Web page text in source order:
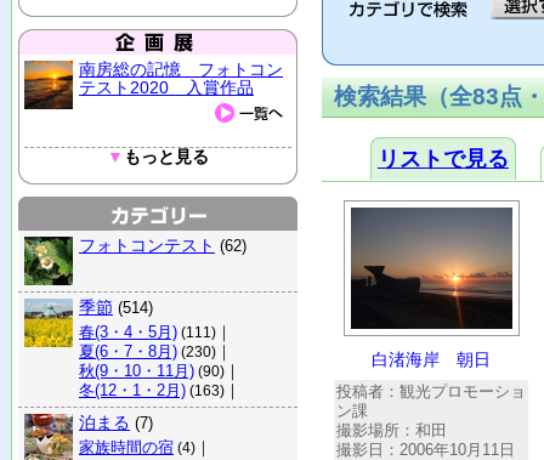
南房総の記憶 フォトコン
テスト2020 入賞作品
▼ もっと見る
フォトコンテスト (62)
季節 (514)
春(3・4・5月) (111) ｜
夏(6・7・8月) (230) ｜
秋(9・10・11月) (90) ｜
冬(12・1・2月) (163) ｜
泊まる (7)
家族時間の宿 (4) ｜
検索結果（全83点
リストで見る
白渚海岸 朝日
投稿者：観光プロモーショ
ン課
撮影場所：和田
撮影日：2006年10月11日